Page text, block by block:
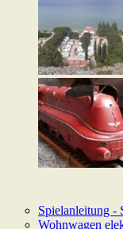
Spielanleitung -
Wohnwagen